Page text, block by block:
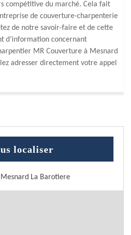
compétitive du marché. Cela fait
de couverture-charpenterie
de notre savoir-faire et de cette
d’information concernant
MR Couverture à Mesnard
adresser directement votre appel
localiser
La Barotiere